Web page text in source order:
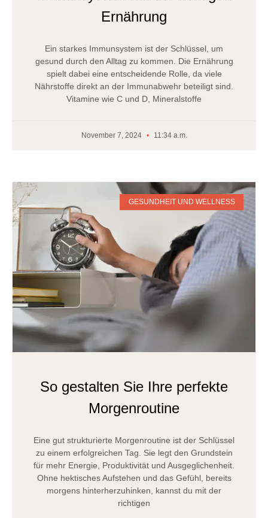
Ernährung
Ein starkes Immunsystem ist der Schlüssel, um
gesund durch den Alltag zu kommen. Die Ernährung
spielt dabei eine entscheidende Rolle, da viele
Nährstoffe direkt an der Immunabwehr beteiligt sind.
Vitamine wie C und D, Mineralstoffe
November 7, 2024 11:34 a.m.
GESUNDHEIT UND WELLNESS
So gestalten Sie Ihre perfekte
Morgenroutine
Eine gut strukturierte Morgenroutine ist der Schlüssel
zu einem erfolgreichen Tag. Sie legt den Grundstein
für mehr Energie, Produktivität und Ausgeglichenheit.
Ohne hektisches Aufstehen und das Gefühl, bereits
morgens hinterherzuhinken, kannst du mit der
richtigen